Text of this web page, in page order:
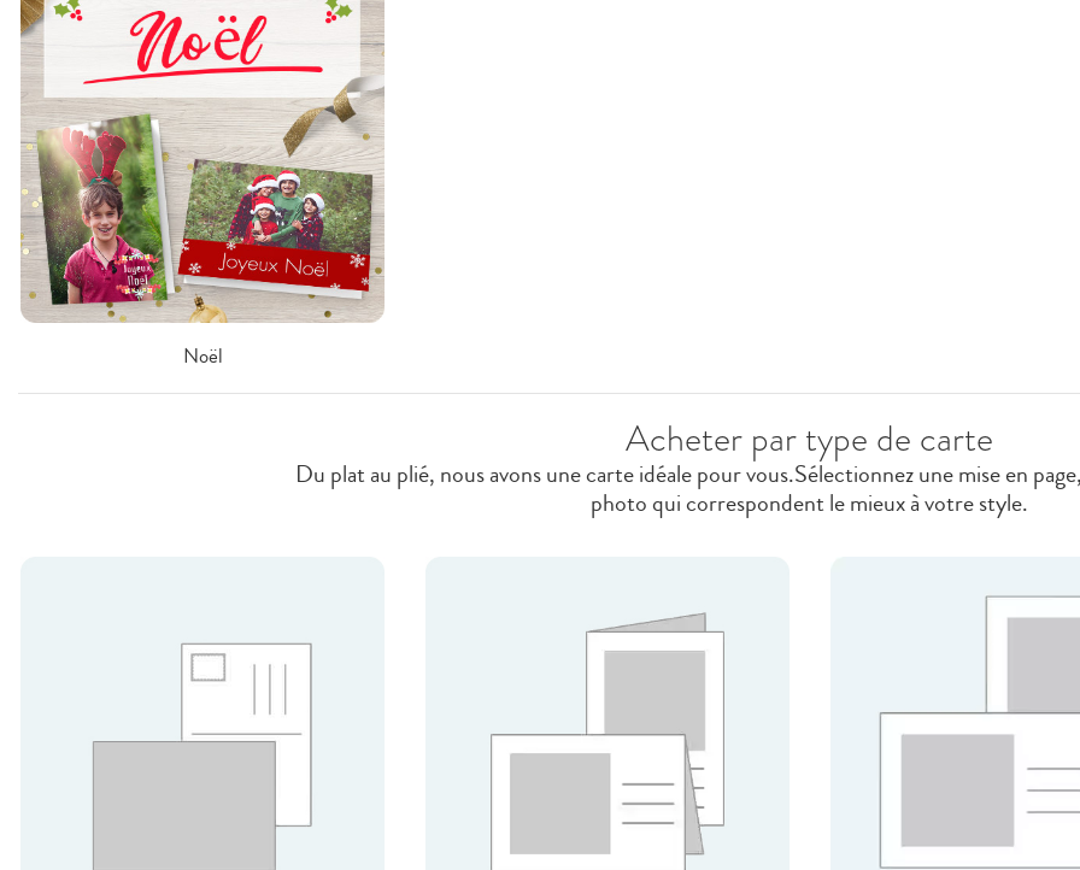
Noël
Acheter par type de carte
Du plat au plié, nous avons une carte idéale pour vous.Sélectionnez une mise en
photo qui correspondent le mieux à votre style.